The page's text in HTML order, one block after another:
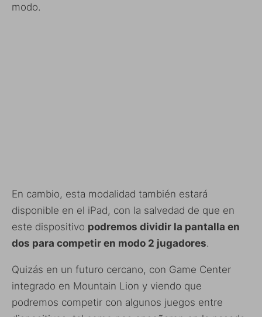
modo.
En cambio, esta modalidad también estará
disponible en el iPad, con la salvedad de que en
este dispositivo podremos dividir la pantalla en
dos para competir en modo 2 jugadores.
Quizás en un futuro cercano, con Game Center
integrado en Mountain Lion y viendo que
podremos competir con algunos juegos entre